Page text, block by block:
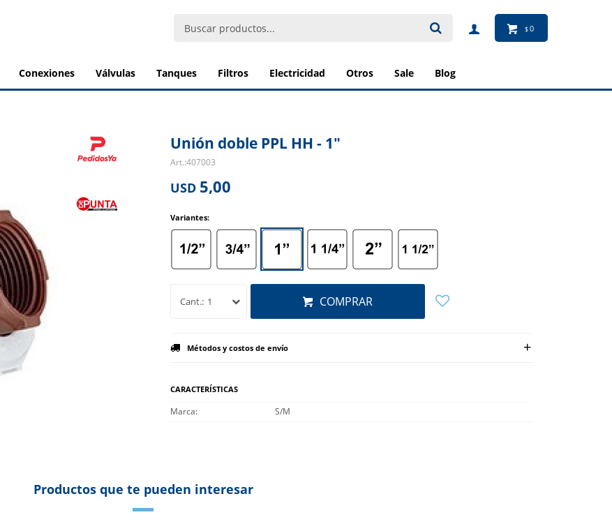
conexiones válvulas tanques filtros electricidad otros sale blog
$0
Unión doble PPL HH - 1"
407003
USD 5,00
Variantes:
1 COMPRAR
Métodos y costos de envío
CARACTERÍSTICAS
Marca S/M
Productos que te pueden interesar